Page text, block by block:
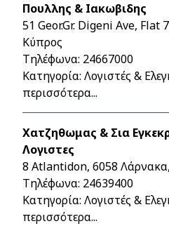
Πουλλης & Ιακωβιδης
51 Geor.Gr. Digeni Ave, Flat
Κύπρος
Τηλέφωνα: 24667000
Κατηγορία: Λογιστές &
περισσότερα...
Χατζηθωμας & Σια
Λογιστες
8 Atlantidon, 6058
Τηλέφωνα: 24639400
Κατηγορία: Λογιστές &
περισσότερα...